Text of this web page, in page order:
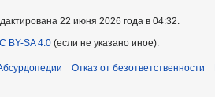
22 июня 2026 года в 04:32.
BY-SA 4.0 (если не указано иное).
Отказ от безответственности